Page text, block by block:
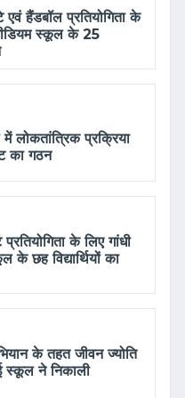
एवं हैंडबॉल प्रतियोगिता के
स्कूल के 25
लोकतांत्रिक प्रक्रिया
का गठन
के लिए गांधी
के छह विद्यार्थियों का
के तहत जीवन ज्योति
स्कूल ने निकाली